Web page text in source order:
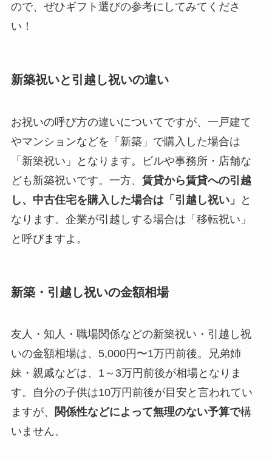
ので、ぜひギフト選びの参考にしてみてくださ
い！
新築祝いと引越し祝いの違い
お祝いの呼び方の違いについてですが、一戸建て
やマンションなどを「新築」で購入した場合は
「新築祝い」となります。ビルや事務所・店舗な
ども新築祝いです。一方、 賃貸から賃貸への引越
し、中古住宅を購入した場合は「引越し祝い」
と
なります。企業が引越しする場合は「移転祝い」
と呼びますよ。
新築・引越し祝いの金額相場
友人・知人・職場関係などの新築祝い・引越し祝
いの金額相場は、5,000円〜1万円前後。兄弟姉
妹・親戚などは、1～3万円前後が相場となりま
す。自分の子供は10万円前後が目安と言われてい
ますが、
関係性などによって無理のない予算で構
いません。